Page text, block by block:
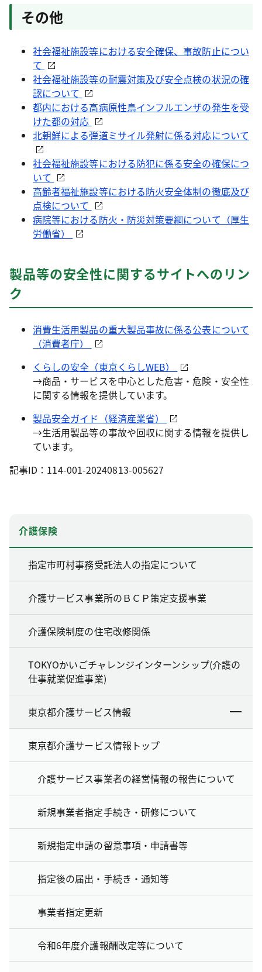
その他
社会福祉施設等における安全確保、事故防止につい
て
社会福祉施設等の耐震対策及び安全点検の状況の確
認について
都内における高病原性鳥インフルエンザの発生を受
けた都の対応
北朝鮮による弾道ミサイル発射に係る対応について
社会福祉施設等における防犯に係る安全の確保につ
いて
高齢者福祉施設等における防火安全体制の徹底及び
点検について
病院等における防火・防災対策要綱について（厚生
労働省）
製品等の安全性に関するサイトへのリン
ク
消費生活用製品の重大製品事故に係る公表について
（消費者庁）
くらしの安全（東京くらしWEB）
→商品・サービスを中心とした危害・危険・安全性
に関する情報を提供しています。
製品安全ガイド（経済産業省）
→生活用製品等の事故や回収に関する情報を提供し
ています。
記事ID：114-001-20240813-005627
介護保険
指定市町村事務受託法人の指定について
介護サービス事業所のＢＣＰ策定支援事業
介護保険制度の住宅改修関係
TOKYOかいごチャレンジインターンシップ(介護の
仕事就業促進事業)
東京都介護サービス情報
東京都介護サービス情報トップ
介護サービス事業者の経営情報の報告について
新規事業者指定手続き・研修について
新規指定申請の留意事項・申請書等
指定後の届出・手続き・通知等
事業者指定更新
令和6年度介護報酬改定等について